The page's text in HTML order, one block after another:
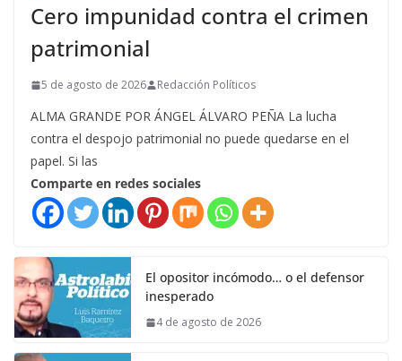
Cero impunidad contra el crimen
patrimonial
5 de agosto de 2026 Redacción Políticos
ALMA GRANDE POR ÁNGEL ÁLVARO PEÑA La lucha
contra el despojo patrimonial no puede quedarse en el
papel. Si las
Comparte en redes sociales
El opositor incómodo… o el defensor
inesperado
4 de agosto de 2026